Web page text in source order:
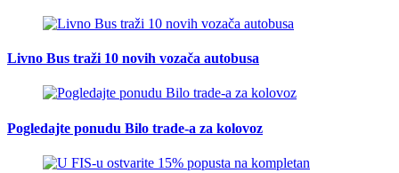
Livno Bus traži 10 novih vozača autobusa
Pogledajte ponudu Bilo trade-a za kolovoz